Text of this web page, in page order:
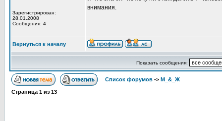
Зарегистрирован:
28.01.2008
Сообщения: 4
внимания.
Вернуться к началу
Показать сообщения:
Список форумов -> М_&_Ж
Страница 1 из 13